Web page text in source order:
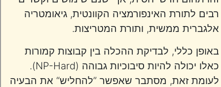
רבים לתורת האינפורמציה הקוונטית, גיאומטריה
אלגברית ממשית, ותורת המטריצות.
באופן כללי, לבדיקת ההכלה בין קבוצות קמורות
כאלו יכולה להיות סיבוכיות גבוהה (NP-Hard).
לעומת זאת, מסתבר שאפשר ”להחליש“ את הבעיה